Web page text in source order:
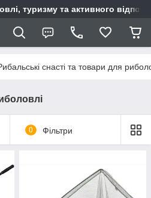
туризму та активного
снасті та товари для
0 Фільтри